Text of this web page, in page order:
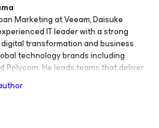
Marketing at Veeam, Daisuke
IT leader with a strong
transformation and business
technology brands including
Polycom. He leads teams that deliver
and cloud service strategies
achieve operational excellence.